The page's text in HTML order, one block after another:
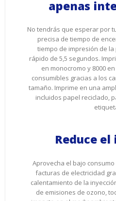
apenas
No tendrás que esperar por
precisa de tiempo de
tiempo de impresión de la
rápido de 5,5 segundos.
en monocromo y 8000
consumibles gracias a los
tamaño. Imprime en una
incluidos papel reciclado,
Reduce
Aprovecha el bajo
facturas de electricidad
calentamiento de la
de emisiones de ozono,